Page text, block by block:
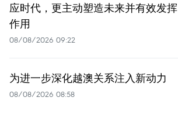
应时代，更主动塑造未来并有效发挥
作用
08/08/2026 09:22
为进一步深化越澳关系注入新动力
08/08/2026 08:58